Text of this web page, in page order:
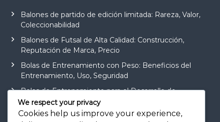
Balones de partido de edición limitada: Rareza, Valor,
Coleccionabilidad
Balones de Futsal de Alta Calidad: Construcción,
Reputación de Marca, Precio
Bolas de Entrenamiento con Peso: Beneficios del
Entrenamiento, Uso, Seguridad
Bolas de Entrenamiento para el Desarrollo de
Habilidades: Características, Uso, Recomendaciones
Pelotas de partido ecológicas: materiales,
We respect your privacy
Cookies help us improve your experience,